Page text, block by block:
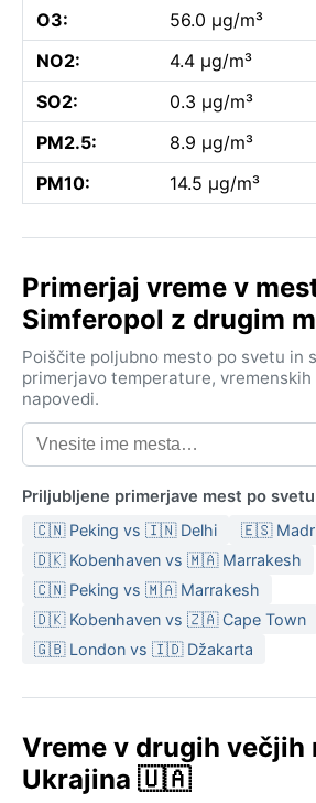
O3:
56.0 µg/m³
NO2:
4.4 µg/m³
SO2:
0.3 µg/m³
PM2.5:
8.9 µg/m³
PM10:
14.5 µg/m³
Primerjaj vreme v
Simferopol z drugim
Poiščite poljubno mesto po svetu in
primerjavo temperature, vremenskih
napovedi.
Priljubljene primerjave mest po
🇨🇳 Peking vs 🇮🇳 Delhi
🇪🇸
🇩🇰 Kobenhaven vs 🇲🇦 Marrakesh
🇨🇳 Peking vs 🇲🇦 Marrakesh
🇩🇰 Kobenhaven vs 🇿🇦 Cape Town
🇬🇧 London vs 🇮🇩 Džakarta
Vreme v drugih večjih
Ukrajina 🇺🇦